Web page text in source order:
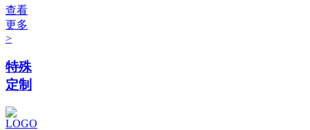
查看
更多
>
特殊
定制